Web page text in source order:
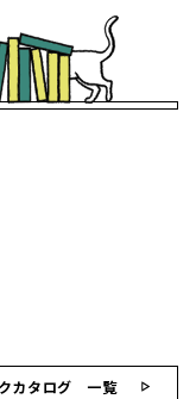
カタログ 一覧